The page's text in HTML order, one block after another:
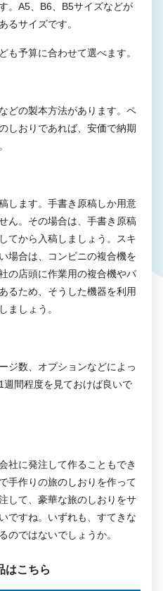
。A5、B6、B5サイズなどが
るサイズです。
も予算に合わせて選べます。
どの製本方法があります。ペ
しおりであれば、安価で納期
します。手書き原稿しか用意
ん。その場合は、手書き原稿
てから入稿しましょう。スキ
場合は、コンビニの複合機を
の店頭に作業用の複合機やパ
るため、そうした機器を利用
ましょう。
ジ数、オプションなどによっ
間程度を見ておけば良いで
社に発注して作ることもでき
手作りの旅のしおりを作って
して、豪華な旅のしおりをサ
ですね。いずれも、すてきな
のではないでしょうか。
はこちら